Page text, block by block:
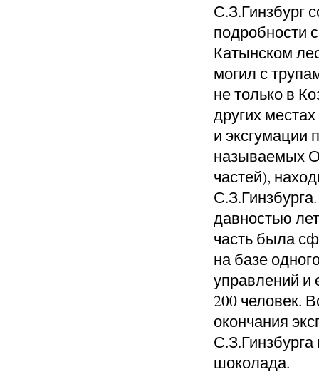
С.З.Гинзбург
подробности
Катынском
могил с
не только в
других
и эксгумации
называемых
частей),
давностью
часть была
на базе
управлений и
200 человек.
окончания
шоколада.